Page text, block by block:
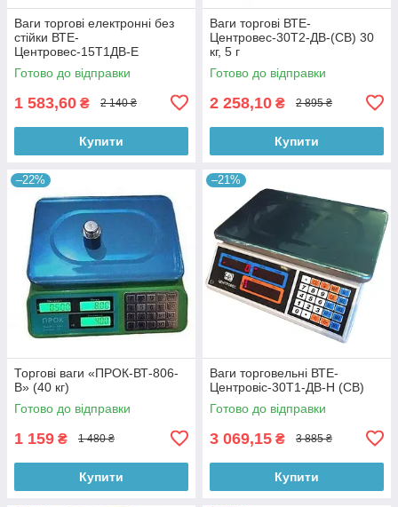
Ваги торгові електронні без
стійки ВТЕ-
Центровес-15Т1ДВ-Е
Готово до відправки
1 583,60 ₴ 2 140 ₴
Купити
Ваги торгові ВТЕ-
Центровес-30Т2-ДВ-(СВ) 30
кг, 5 г
Готово до відправки
2 258,10 ₴ 2 895 ₴
Купити
–22%
Торгові ваги «ПРОК-ВТ-806-
В» (40 кг)
Готово до відправки
1 159 ₴ 1 480 ₴
Купити
–21%
Ваги торговельні ВТЕ-
Центровіс-30Т1-ДВ-Н (СВ)
Готово до відправки
3 069,15 ₴ 3 885 ₴
Купити